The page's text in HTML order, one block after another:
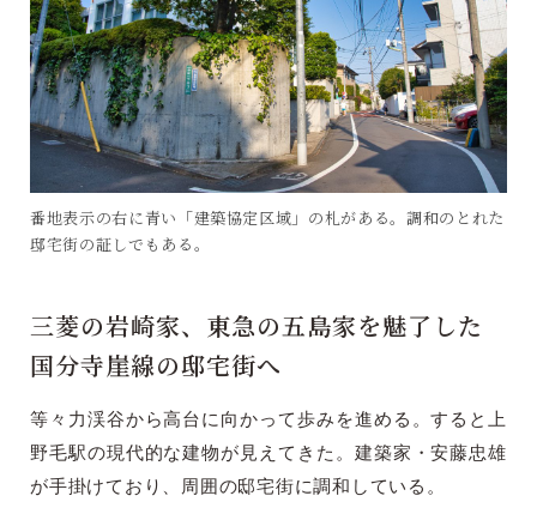
番地表示の右に青い「建築協定区域」の札がある。調和のとれた
邸宅街の証しでもある。
三菱の岩崎家、東急の五島家を魅了した
国分寺崖線の邸宅街へ
等々力渓谷から高台に向かって歩みを進める。すると上
野毛駅の現代的な建物が見えてきた。建築家・安藤忠雄
が手掛けており、周囲の邸宅街に調和している。